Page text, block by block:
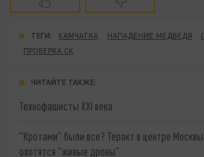
ТЕГИ: КАМЧАТКА НАПАДЕНИЕ МЕДВЕДЯ
ПРОВЕРКА СК
ЧИТАЙТЕ ТАКЖЕ:
Технофашисты XXI века
"Кротами" были все? Теракт в центре
охотятся "живые дроны"